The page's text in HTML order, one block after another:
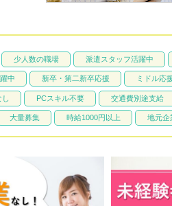
少人数の職場 派遣スタッフ活躍中
中 新卒・第二新卒応援 ミドル応
PCスキル不要 交通費別途支給
大量募集 時給1000円以上 地元企